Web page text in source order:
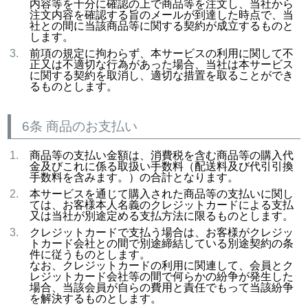
内容等を十分に確認の上で商品等を注文し、当社から
注文内容を確認する旨のメールが到達した時点で、当
社との間に当該商品等に関する契約が成立するものと
します。
前項の規定に拘わらず、本サービスの利用に関して不
正又は不適切な行為があった場合、当社は本サービス
に関する契約を取消し、適切な措置を取ることができ
るものとします。
6条 商品のお支払い
商品等の支払い金額は、消費税を含む商品等の購入代
金及びこれに係る取扱い手数料（配送料及び代引引換
手数料を含みます。）の合計となります。
本サービスを通じて購入された商品等の支払いに関し
ては、お客様本人名義のクレジットカードによる支払
又は当社が別途定める支払方法に限るものとします。
クレジットカードで支払う場合は、お客様がクレジッ
トカード会社との間で別途締結している別途契約の条
件に従うものとします。
なお、クレジットカードの利用に関連して、会員とク
レジットカード会社等の間で何らかの紛争が発生した
場合、当該会員が自らの費用と責任でもって当該紛争
を解決するものとします。